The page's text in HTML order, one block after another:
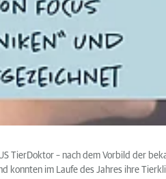
TierDoktor – nach dem Vorbild der
konnten im Laufe des Jahres ihre